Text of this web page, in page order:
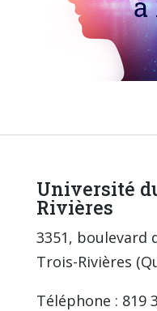
Université
Rivières
3351, boulevard
Trois-Rivières
Téléphone : 819